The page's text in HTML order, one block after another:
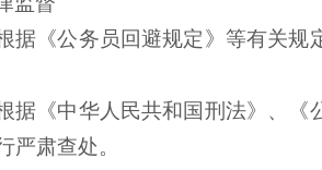
据《公务员回避规定》 等有关规
据《中华人民共和国刑法》 、
严肃查处。